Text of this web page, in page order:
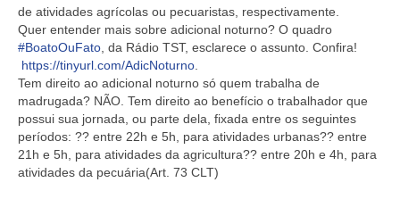
de atividades agrícolas ou pecuaristas, respectivamente.
Quer entender mais sobre adicional noturno? O quadro
#BoatoOuFato, da Rádio TST, esclarece o assunto. Confira!
https://tinyurl.com/AdicNoturno.
Tem direito ao adicional noturno só quem trabalha de
madrugada? NÃO. Tem direito ao benefício o trabalhador que
possui sua jornada, ou parte dela, fixada entre os seguintes
períodos: ?? entre 22h e 5h, para atividades urbanas?? entre
21h e 5h, para atividades da agricultura?? entre 20h e 4h, para
atividades da pecuária(Art. 73 CLT)